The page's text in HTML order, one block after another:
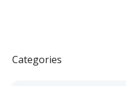
Categories